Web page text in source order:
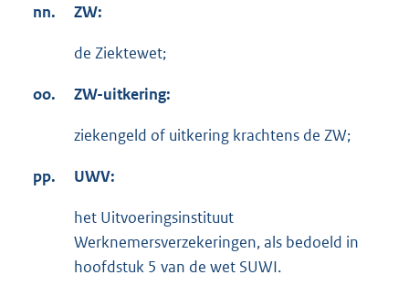
nn. ZW:
de Ziektewet;
oo. ZW-uitkering:
ziekengeld of uitkering krachtens de ZW;
pp. UWV:
het Uitvoeringsinstituut
Werknemersverzekeringen, als bedoeld in
hoofdstuk 5 van de wet SUWI.